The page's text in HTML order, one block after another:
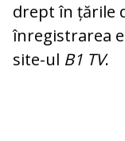
drept în țările
înregistrarea
site-ul B1 TV.